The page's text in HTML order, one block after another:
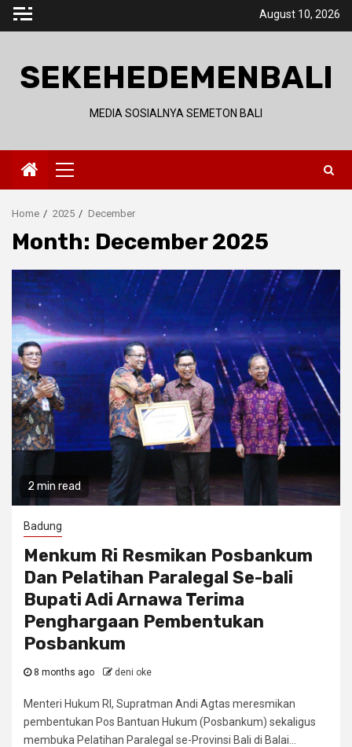
Skip
August 10, 2026
SEKEHEDEMENBALI
MEDIA SOSIALNYA SEMETON BALI
Primary
Menu
Home 2025 December
Month: December 2025
2 min read
Badung
Menkum Ri Resmikan Posbankum
Dan Pelatihan Paralegal Se-bali
Bupati Adi Arnawa Terima
Penghargaan Pembentukan
Posbankum
8 months ago deni oke
Menteri Hukum RI, Supratman Andi Agtas meresmikan
pembentukan Pos Bantuan Hukum (Posbankum) sekaligus
membuka Pelatihan Paralegal se-Provinsi Bali di Balai...